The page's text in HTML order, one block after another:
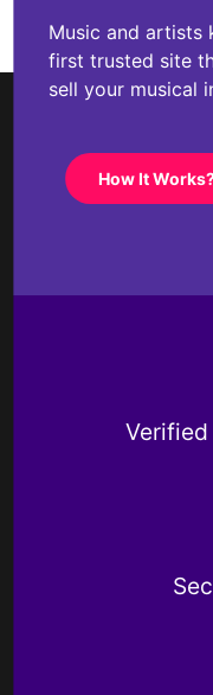
Music and artists
first trusted site
sell your musical
How It